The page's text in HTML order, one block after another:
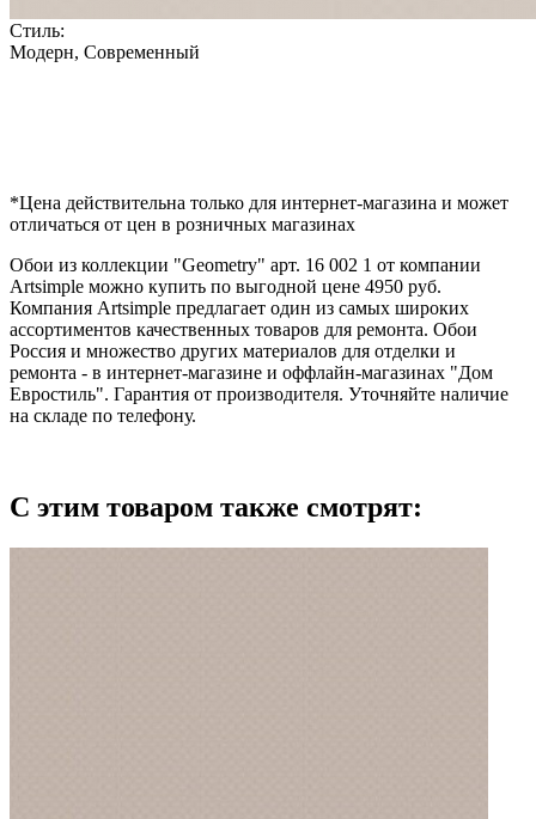
Стиль:
Модерн, Современный
*Цена действительна только для интернет-магазина и может
отличаться от цен в розничных магазинах
Обои из коллекции "Geometry" арт. 16 002 1 от компании
Artsimple можно купить по выгодной цене 4950 руб.
Компания Artsimple предлагает один из самых широких
ассортиментов качественных товаров для ремонта. Обои
Россия и множество других материалов для отделки и
ремонта - в интернет-магазине и оффлайн-магазинах "Дом
Евростиль". Гарантия от производителя. Уточняйте наличие
на складе по телефону.
С этим товаром также смотрят: